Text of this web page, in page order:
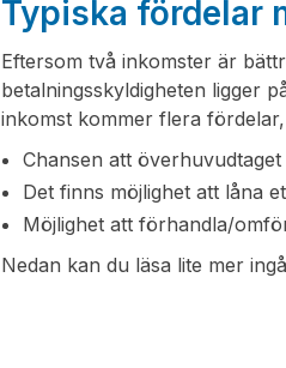
Typiska fördelar
Eftersom två inkomster är
betalningsskyldigheten ligger
inkomst kommer flera
Chansen att
Det finns möjlighet att låna
Möjlighet att förhandla/
Nedan kan du läsa lite mer